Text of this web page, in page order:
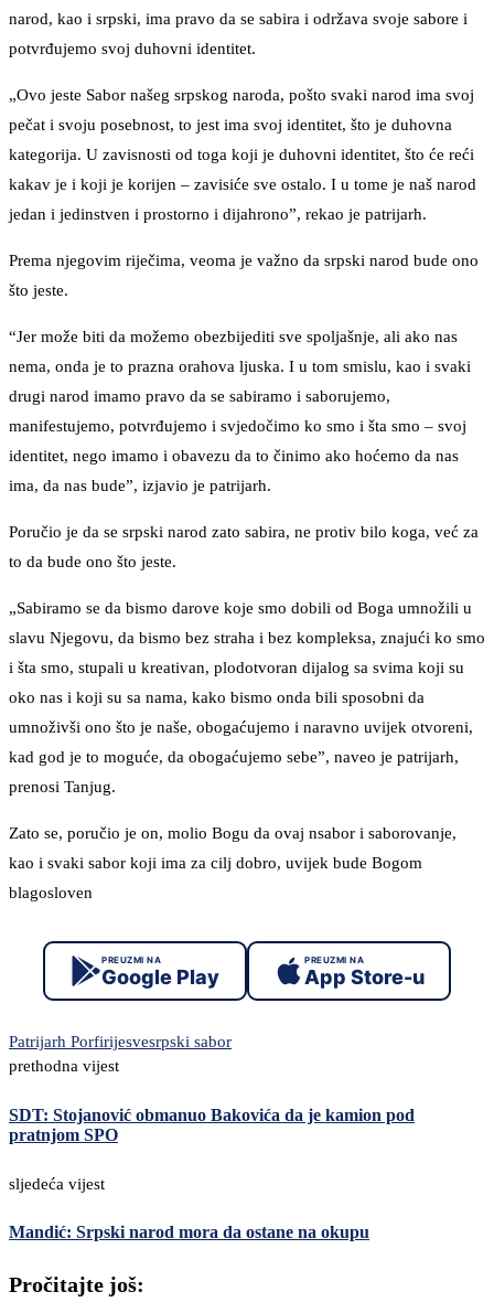
narod, kao i srpski, ima pravo da se sabira i održava svoje sabore i
potvrđujemo svoj duhovni identitet.
„Ovo jeste Sabor našeg srpskog naroda, pošto svaki narod ima svoj
pečat i svoju posebnost, to jest ima svoj identitet, što je duhovna
kategorija. U zavisnosti od toga koji je duhovni identitet, što će reći
kakav je i koji je korijen – zavisiće sve ostalo. I u tome je naš narod
jedan i jedinstven i prostorno i dijahrono”, rekao je patrijarh.
Prema njegovim riječima, veoma je važno da srpski narod bude ono
što jeste.
“Jer može biti da možemo obezbijediti sve spoljašnje, ali ako nas
nema, onda je to prazna orahova ljuska. I u tom smislu, kao i svaki
drugi narod imamo pravo da se sabiramo i saborujemo,
manifestujemo, potvrđujemo i svjedočimo ko smo i šta smo – svoj
identitet, nego imamo i obavezu da to činimo ako hoćemo da nas
ima, da nas bude”, izjavio je patrijarh.
Poručio je da se srpski narod zato sabira, ne protiv bilo koga, već za
to da bude ono što jeste.
„Sabiramo se da bismo darove koje smo dobili od Boga umnožili u
slavu Njegovu, da bismo bez straha i bez kompleksa, znajući ko smo
i šta smo, stupali u kreativan, plodotvoran dijalog sa svima koji su
oko nas i koji su sa nama, kako bismo onda bili sposobni da
umnoživši ono što je naše, obogaćujemo i naravno uvijek otvoreni,
kad god je to moguće, da obogaćujemo sebe”, naveo je patrijarh,
prenosi Tanjug.
Zato se, poručio je on, molio Bogu da ovaj nsabor i saborovanje,
kao i svaki sabor koji ima za cilj dobro, uvijek bude Bogom
blagosloven
PREUZMI NA
Google Play
PREUZMI NA
App Store-u
Patrijarh Porfirijesvesrpski sabor
prethodna vijest
SDT: Stojanović obmanuo Bakovića da je kamion pod
pratnjom SPO
sljedeća vijest
Mandić: Srpski narod mora da ostane na okupu
Pročitajte još: